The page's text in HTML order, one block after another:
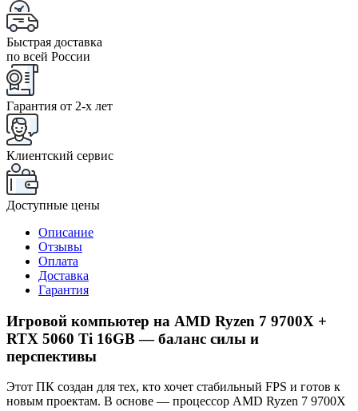
Быстрая доставка
по всей России
Гарантия от 2-x лет
Клиентский сервис
Доступные цены
Описание
Отзывы
Оплата
Доставка
Гарантия
Игровой компьютер на AMD Ryzen 7 9700X +
RTX 5060 Ti 16GB — баланс силы и
перспективы
Этот ПК создан для тех, кто хочет стабильный FPS и готов к
новым проектам. В основе — процессор AMD Ryzen 7 9700X